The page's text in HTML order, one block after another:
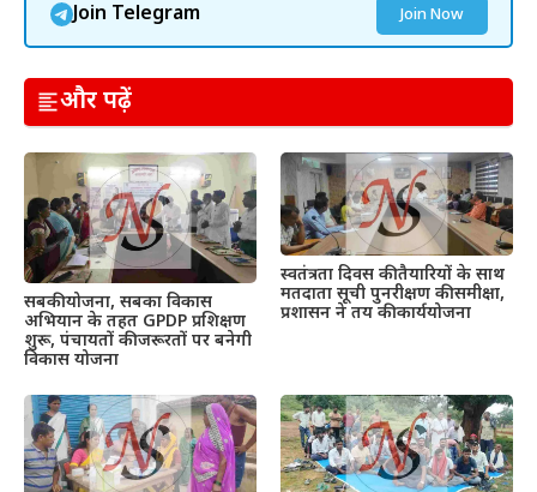
Join Telegram Join Now
और पढ़ें
सबकी योजना, सबका विकास
अभियान के तहत GPDP प्रशिक्षण
शुरू, पंचायतों की जरूरतों पर बनेगी
विकास योजना
स्वतंत्रता दिवस की तैयारियों के साथ
मतदाता सूची पुनरीक्षण की समीक्षा,
प्रशासन ने तय की कार्ययोजना